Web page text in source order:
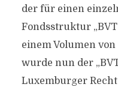
der für einen
Fondsstruktur
einem Volumen
wurde nun der
Luxemburger